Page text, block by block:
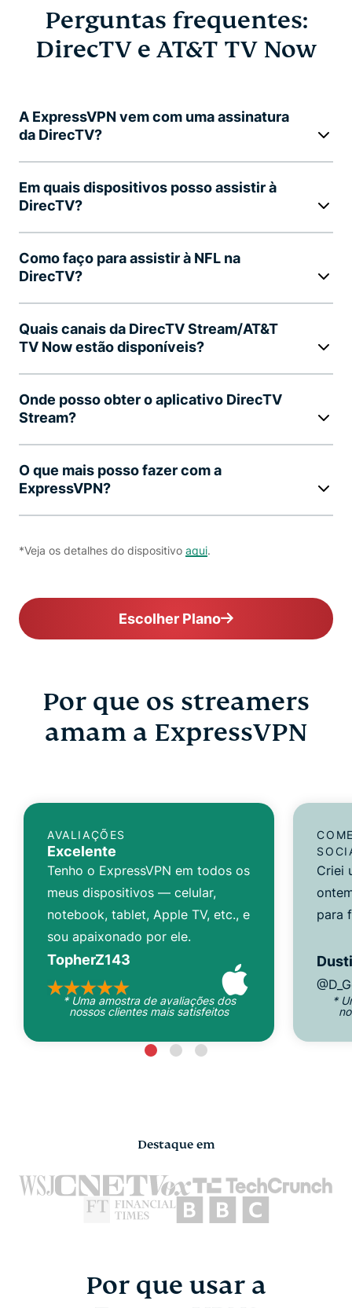
Perguntas frequentes:
DirecTV e AT&T TV Now
A ExpressVPN vem com uma assinatura
da DirecTV?
Em quais dispositivos posso assistir à
DirecTV?
Como faço para assistir à NFL na
DirecTV?
Quais canais da DirecTV Stream/AT&T
TV Now estão disponíveis?
Onde posso obter o aplicativo DirecTV
Stream?
O que mais posso fazer com a
ExpressVPN?
*Veja os detalhes do dispositivo aqui.
Escolher Plano
Por que os streamers
amam a ExpressVPN
AVALIAÇÕES
Excelente
Tenho o ExpressVPN em todos os
meus dispositivos — celular,
notebook, tablet, Apple TV, etc., e
sou apaixonado por ele.
TopherZ143
* Uma amostra de avaliações dos
nossos clientes mais satisfeitos
Criei
para
*
Destaque em
Por que usar a